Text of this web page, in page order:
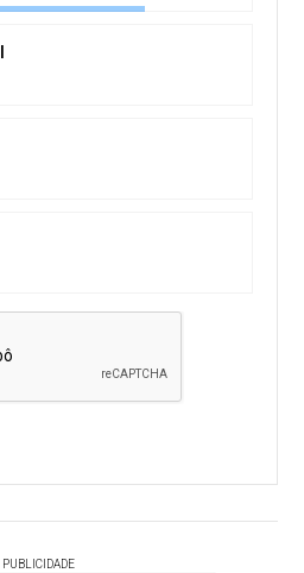
PUBLICIDADE